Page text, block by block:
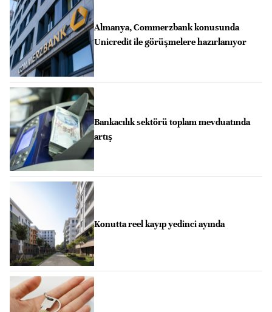
Almanya, Commerzbank konusunda
Unicredit ile görüşmelere hazırlanıyor
Bankacılık sektörü toplam mevduatında
artış
Konutta reel kayıp yedinci ayında